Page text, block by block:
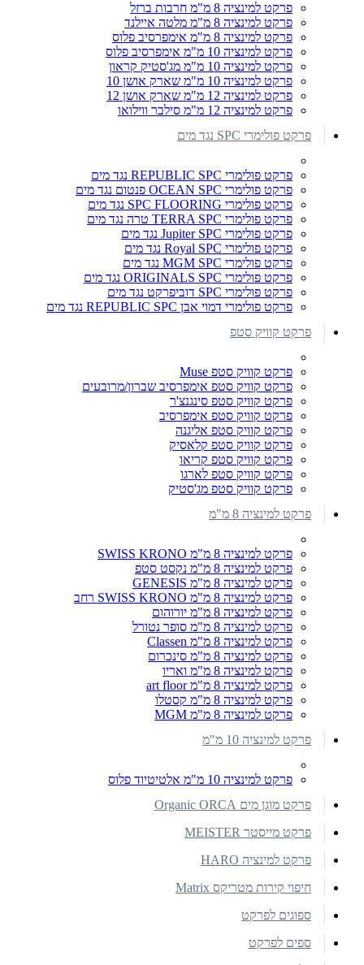
פרקט למינציה 8 מ"מ חרבות ברזל
פרקט למינציה 8 מ"מ מלטה איילנד
פרקט למינציה 8 מ"מ אימפרסיב פלוס
פרקט למינציה 10 מ"מ אימפרסיב פלוס
פרקט למינציה 10 מ"מ מג'סטיק קראון
פרקט למינציה 10 מ"מ שארק אושן 10
פרקט למינציה 12 מ"מ שארק אושן 12
פרקט למינציה 12 מ"מ סילבר ווילואו
פרקט פולימרי SPC נגד מים
פרקט פולימרי REPUBLIC SPC נגד מים
פרקט פולימרי OCEAN SPC פנטום נגד מים
פרקט פולימרי SPC FLOORING נגד מים
פרקט פולימרי TERRA SPC טרה נגד מים
פרקט פולימרי Jupiter SPC נגד מים
פרקט פולימרי Royal SPC נגד מים
פרקט פולימרי MGM SPC נגד מים
פרקט פולימרי ORIGINALS SPC נגד מים
פרקט פולימרי SPC דוביפרקט נגד מים
פרקט פולימרי דמוי אבן REPUBLIC SPC נגד מים
פרקט קוויק סטפ
פרקט קוויק סטפ Muse
פרקט קוויק סטפ אימפרסיב שברון/מרובעים
פרקט קוויק סטפ סינגנצ'ר
פרקט קוויק סטפ אימפרסיב
פרקט קוויק סטפ אליגנה
פרקט קוויק סטפ קלאסיק
פרקט קוויק סטפ קריאו
פרקט קוויק סטפ לארגו
פרקט קוויק סטפ מג'סטיק
פרקט למינציה 8 מ"מ
פרקט למינציה 8 מ"מ SWISS KRONO
פרקט למינציה 8 מ"מ נקסט סטפ
פרקט למינציה 8 מ"מ GENESIS
פרקט למינציה 8 מ"מ SWISS KRONO רחב
פרקט למינציה 8 מ"מ יורוהום
פרקט למינציה 8 מ"מ סופר נטורל
פרקט למינציה 8 מ"מ Classen
פרקט למינציה 8 מ"מ סינכרום
פרקט למינציה 8 מ"מ ואריו
פרקט למינציה 8 מ"מ art floor
פרקט למינציה 8 מ"מ קסטלו
פרקט למינציה 8 מ"מ MGM
פרקט למינציה 10 מ"מ
פרקט למינציה 10 מ"מ אלטיטיוד פלוס
פרקט מוגן מים Organic ORCA
פרקט מייסטר MEISTER
פרקט למינציה HARO
חיפוי קירות מטריקס Matrix
ספוגים לפרקט
ספים לפרקט